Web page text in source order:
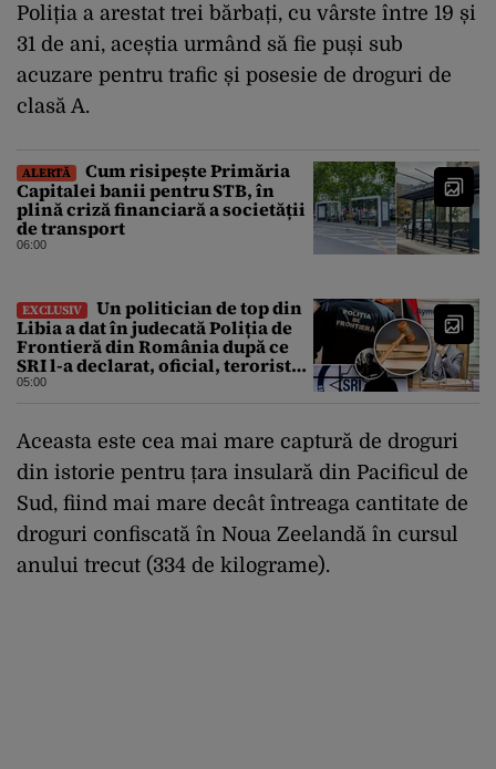
Poliția a arestat trei bărbați, cu vârste între 19 și
31 de ani, aceștia urmând să fie puși sub
acuzare pentru trafic și posesie de droguri de
clasă A.
ALERTĂ
Cum risipește Primăria
Capitalei banii pentru STB, în
plină criză financiară a societății
de transport
06:00
EXCLUSIV
Un politician de top din
Libia a dat în judecată Poliția de
Frontieră din România după ce
SRI l-a declarat, oficial, terorist
ISIS
05:00
Aceasta este cea mai mare captură de droguri
din istorie pentru țara insulară din Pacificul de
Sud, fiind mai mare decât întreaga cantitate de
droguri confiscată în Noua Zeelandă în cursul
anului trecut (334 de kilograme).